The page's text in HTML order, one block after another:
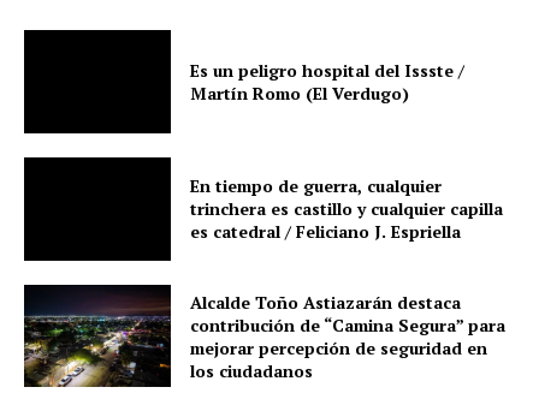
Es un peligro hospital del Issste /
Martín Romo (El Verdugo)
En tiempo de guerra, cualquier
trinchera es castillo y cualquier capilla
es catedral / Feliciano J. Espriella
Alcalde Toño Astiazarán destaca
contribución de “Camina Segura” para
mejorar percepción de seguridad en
los ciudadanos